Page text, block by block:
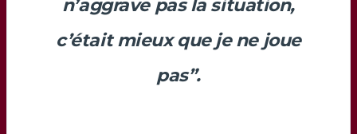
n’aggrave pas la situation,
c’était mieux que je ne joue
pas”.